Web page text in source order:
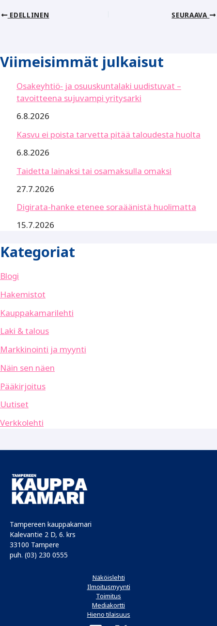
EDELLINEN SEURAAVA
Viimeisimmät julkaisut
Osakeyhtiö- ja osuuskuntalaki uudistuvat –
tavoitteena sujuvampi yritysarki
6.8.2026
Kasvu ei poista tarvetta pitää taloudesta huolta
6.8.2026
Taidetta lainaksi tai osamaksulla omaksi
27.7.2026
Digirata-hanke etenee soraäänistä huolimatta
15.7.2026
Kategoriat
Blogi
Hakemistot
Kauppakamarilehti
Laki & talous
Markkinointi ja myynti
Näin sen näen
Pääkirjoitus
Uutiset
Verkkolehti
Tampereen kauppakamari
Kalevantie 2 D, 6. krs
33100 Tampere
puh. (03) 230 0555
Näköislehti
Ilmoitusmyynti
Toimitus
Mediakortti
Hieno tilaisuus